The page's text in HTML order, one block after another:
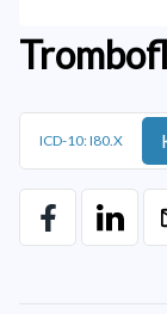
ICD-10: I80.X